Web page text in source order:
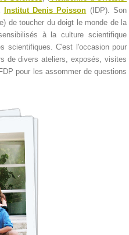
Institut Denis Poisson (IDP). Son
de toucher du doigt le monde de la
à la culture scientifique
scientifiques. C'est l'occasion pour
de divers ateliers, exposés, visites
pour les assommer de questions